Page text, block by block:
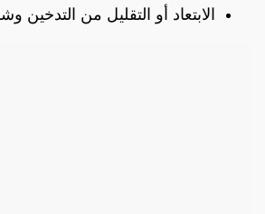
الابتعاد أو التقليل من التدخين